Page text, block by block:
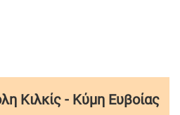
Κιλκίς - Κύμη Ευβοίας